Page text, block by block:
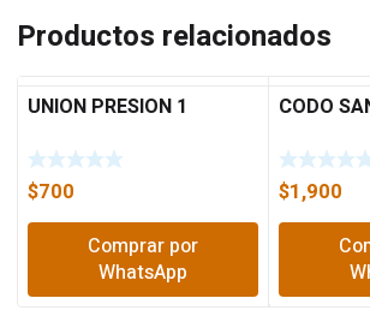
Productos relacionados
UNION PRESION 1
$700
Comprar por
WhatsApp
CODO
$1,900